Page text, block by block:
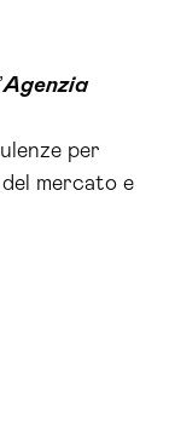
Agenzia
per
mercato e